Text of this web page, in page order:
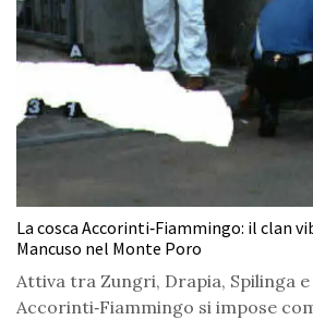
La cosca Accorinti‑Fiammingo: il clan
Mancuso nel Monte Poro
Attiva tra Zungri, Drapia, Spilinga
Accorinti‑Fiammingo si impose